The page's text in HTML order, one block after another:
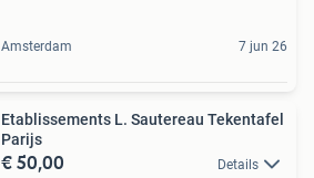
Amsterdam 7 jun 26
Etablissements L. Sautereau Tekentafel
Parijs
€ 50,00 Details